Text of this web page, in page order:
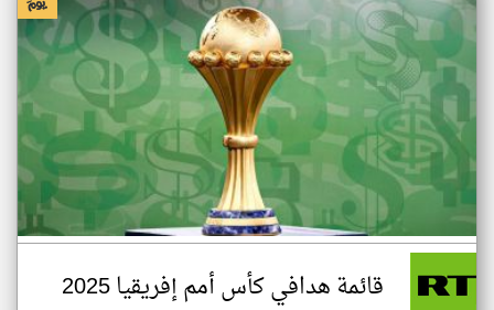
قائمة هدافي كأس أمم إفريقيا 2025